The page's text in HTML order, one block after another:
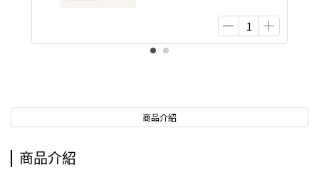
商品介紹
商品介紹